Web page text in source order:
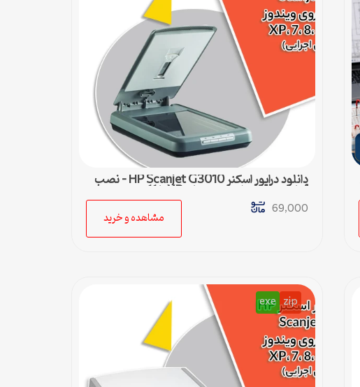
دانلود درایور اسکنر HP Scanjet G3010 – نصب
69,000
مشاهده و خرید
zip
exe